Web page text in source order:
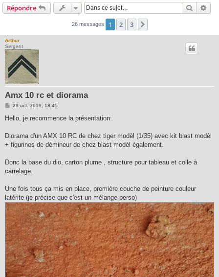
Répondre
26 messages 1 2 3
Arthur
Sergent
Amx 10 rc et diorama
M
s
g
29 oct. 2019, 18:45
Hello, je recommence la présentation:
Diorama d'un AMX 10 RC de chez tiger modèl (1/35) avec kit blast modèl
+ figurines de démineur de chez blast modèl également.
Donc la base du dio, carton plume , structure pour tableau et colle à
carrelage.
Une fois tous ça mis en place, première couche de peinture couleur
latérite (je précise que c'est un mélange perso)